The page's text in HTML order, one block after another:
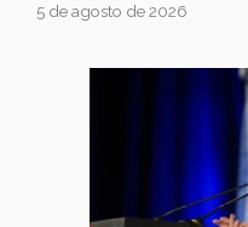
5 de agosto de 2026